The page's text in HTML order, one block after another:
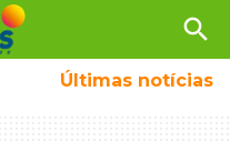
search
Últimas notícias